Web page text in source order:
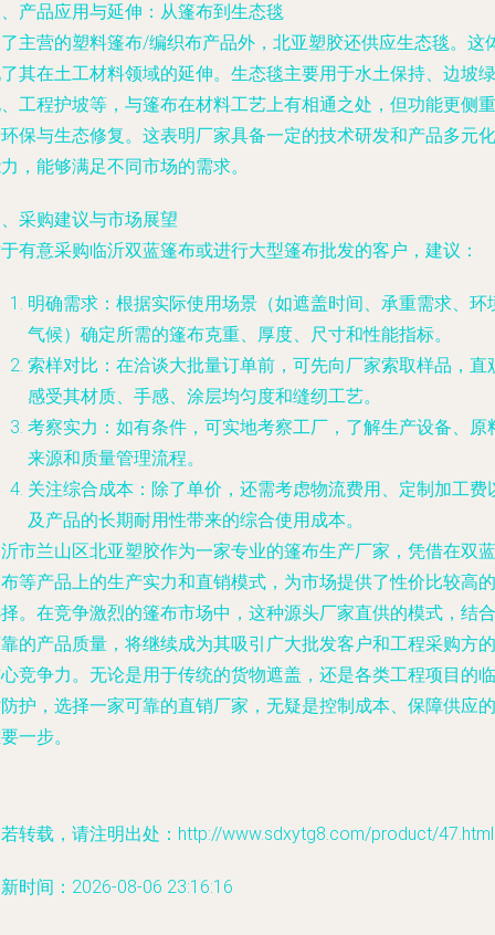
产品应用与延伸：从篷布到生态毯
主营的塑料篷布/编织布产品外，北亚塑胶还供应生态毯。这
其在土工材料领域的延伸。生态毯主要用于水土保持、边坡绿
工程护坡等，与篷布在材料工艺上有相通之处，但功能更侧重
保与生态修复。这表明厂家具备一定的技术研发和产品多元化
，能够满足不同市场的需求。
采购建议与市场展望
有意采购临沂双蓝篷布或进行大型篷布批发的客户，建议：
明确需求：根据实际使用场景（如遮盖时间、承重需求、环
气候）确定所需的篷布克重、厚度、尺寸和性能指标。
索样对比：在洽谈大批量订单前，可先向厂家索取样品，直
感受其材质、手感、涂层均匀度和缝纫工艺。
考察实力：如有条件，可实地考察工厂，了解生产设备、原
来源和质量管理流程。
关注综合成本：除了单价，还需考虑物流费用、定制加工费
及产品的长期耐用性带来的综合使用成本。
市兰山区北亚塑胶作为一家专业的篷布生产厂家，凭借在双蓝
等产品上的生产实力和直销模式，为市场提供了性价比较高的
。在竞争激烈的篷布市场中，这种源头厂家直供的模式，结合
的产品质量，将继续成为其吸引广大批发客户和工程采购方的
竞争力。无论是用于传统的货物遮盖，还是各类工程项目的临
护，选择一家可靠的直销厂家，无疑是控制成本、保障供应的
一步。
转载，请注明出处：http://www.sdxytg8.com/product/47.html
时间：2026-08-06 23:16:16